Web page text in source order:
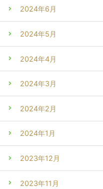
2024年6月
2024年5月
2024年4月
2024年3月
2024年2月
2024年1月
2023年12月
2023年11月